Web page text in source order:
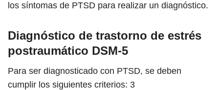
los síntomas de PTSD para realizar un diagnóstico.
Diagnóstico de trastorno de estrés
postraumático DSM-5
Para ser diagnosticado con PTSD, se deben
cumplir los siguientes criterios: 3